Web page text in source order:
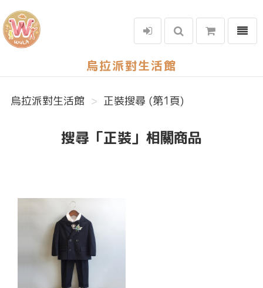
烏拉派對生活館
選單
烏拉派對生活館 正裝搜尋 (第1頁)
搜尋「正裝」相關商品